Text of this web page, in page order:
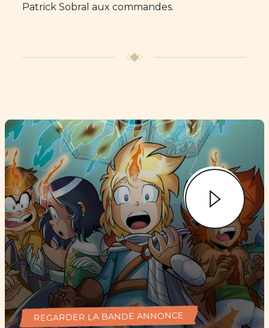
Patrick Sobral aux commandes.
Image
REGARDER LA BANDE ANNONCE